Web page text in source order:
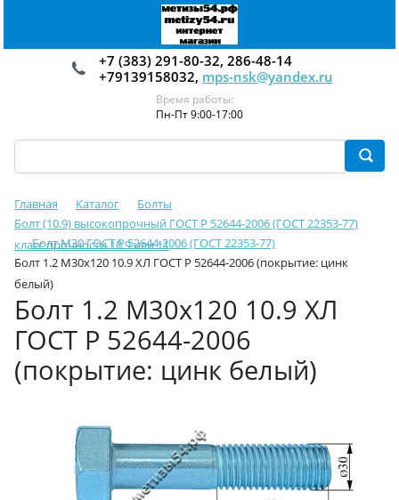
+7 (383) 291-80-32, 286-48-14
+79139158032, mps-nsk@yandex.ru
Время работы:
Пн-Пт 9:00-17:00
Главная Каталог
Болты
Болт (10.9) высокопрочный ГОСТ Р 52644-2006 (ГОСТ 22353-77)
класс прочности 10.9 или 11
Болт М30 ГОСТ Р 52644-2006 (ГОСТ 22353-77)
Болт 1.2 М30х120 10.9 ХЛ ГОСТ Р 52644-2006 (покрытие: цинк
белый)
Болт 1.2 М30х120 10.9 ХЛ
ГОСТ Р 52644-2006
(покрытие: цинк белый)